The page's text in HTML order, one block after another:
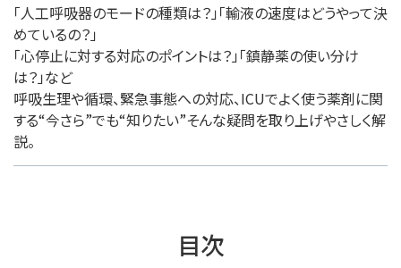
「人工呼吸器のモードの種類は？」「輸液の速度はどうやって決
めているの？」
「心停止に対する対応のポイントは？」「鎮静薬の使い分け
は？」など
呼吸生理や循環、緊急事態への対応、ICUでよく使う薬剤に関
する“今さら”でも“知りたい”そんな疑問を取り上げやさしく解
説。
目次